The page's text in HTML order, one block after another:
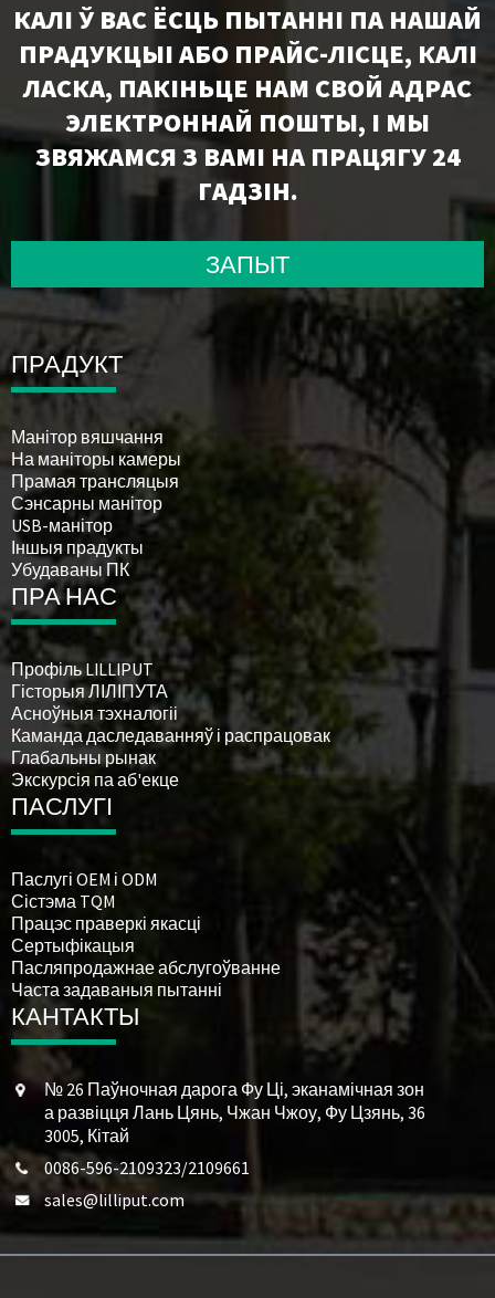
КАЛІ Ў ВАС ЁСЦЬ ПЫТАННІ ПА НАШАЙ
ПРАДУКЦЫІ АБО ПРАЙС-ЛІСЦЕ, КАЛІ
ЛАСКА, ПАКІНЬЦЕ НАМ СВОЙ АДРАС
ЭЛЕКТРОННАЙ ПОШТЫ, І МЫ
ЗВЯЖАМСЯ З ВАМІ НА ПРАЦЯГУ 24
ГАДЗІН.
ЗАПЫТ
ПРАДУКТ
Манітор вяшчання
На маніторы камеры
Прамая трансляцыя
Сэнсарны манітор
USB-манітор
Іншыя прадукты
Убудаваны ПК
ПРА НАС
Профіль LILLIPUT
Гісторыя ЛІЛІПУТА
Асноўныя тэхналогіі
Каманда даследаванняў і распрацовак
Глабальны рынак
Экскурсія па аб'екце
ПАСЛУГІ
Паслугі OEM і ODM
Сістэма TQM
Працэс праверкі якасці
Сертыфікацыя
Пасляпродажнае абслугоўванне
Часта задаваныя пытанні
КАНТАКТЫ
№ 26 Паўночная дарога Фу Ці, эканамічная зон
а развіцця Лань Цянь, Чжан Чжоу, Фу Цзянь, 36
3005, Кітай
0086-596-2109323/2109661
sales@lilliput.com